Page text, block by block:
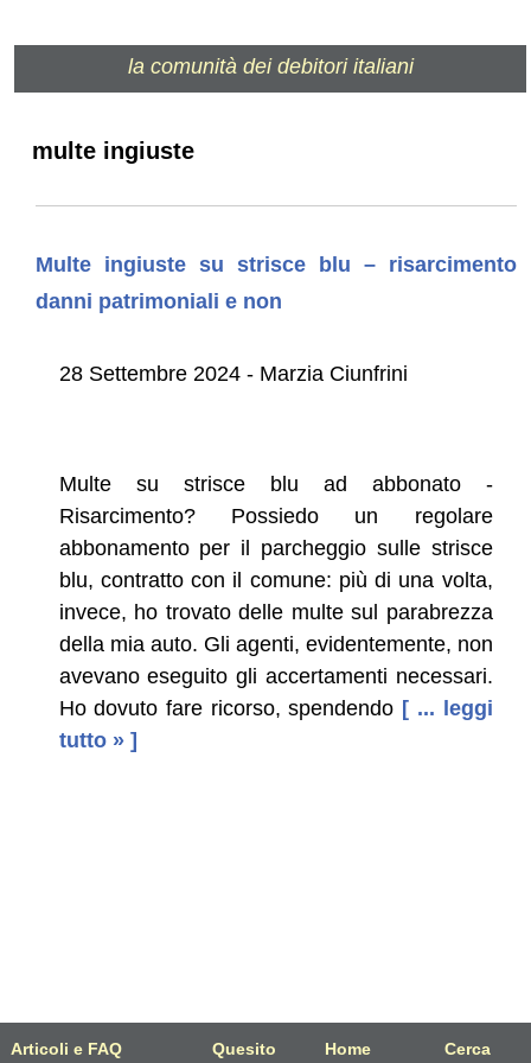
la comunità dei debitori italiani
Articoli e FAQ Quesito Home Cerca
multe ingiuste
Multe ingiuste su strisce blu – risarcimento
danni patrimoniali e non
28 Settembre 2024 - Marzia Ciunfrini
Multe su strisce blu ad abbonato -
Risarcimento? Possiedo un regolare
abbonamento per il parcheggio sulle strisce
blu, contratto con il comune: più di una volta,
invece, ho trovato delle multe sul parabrezza
della mia auto. Gli agenti, evidentemente, non
avevano eseguito gli accertamenti necessari.
Ho dovuto fare ricorso, spendendo [ ... leggi
tutto » ]